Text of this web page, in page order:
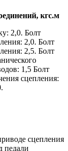
кгс.м
2,0. Болт
2,0. Болт
2,5. Болт
1,5 Болт
сцепления:
сцепления
педали